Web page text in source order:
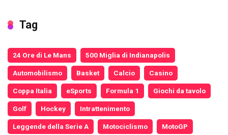
Tag
24 Ore di Le Mans 500 Miglia di Indianapolis
Automobilismo Basket Calcio Casino
Coppa Italia eSports Formula 1 Giochi da tavolo
Golf Hockey Intrattenimento
Leggende della Serie A Motociclismo MotoGP